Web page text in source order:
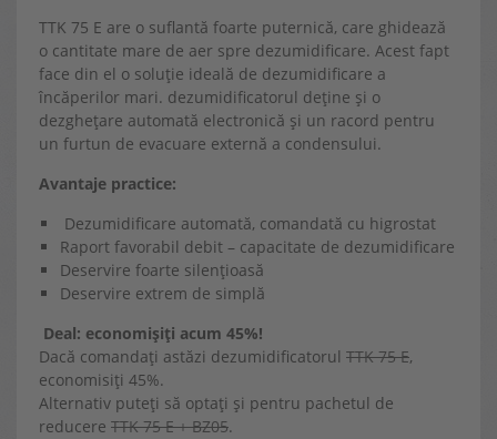
TTK 75 E are o suflantă foarte puternică, care ghidează
o cantitate mare de aer spre dezumidificare. Acest fapt
face din el o soluție ideală de dezumidificare a
încăperilor mari. dezumidificatorul deține și o
dezghețare automată electronică și un racord pentru
un furtun de evacuare externă a condensului.
Avantaje practice:
Dezumidificare automată, comandată cu higrostat
Raport favorabil debit – capacitate de dezumidificare
Deservire foarte silențioasă
Deservire extrem de simplă
Deal: economișiți acum 45%!
Dacă comandați astăzi dezumidificatorul TTK 75 E,
economisiți 45%.
Alternativ puteți să optați și pentru pachetul de
reducere TTK 75 E + BZ05.